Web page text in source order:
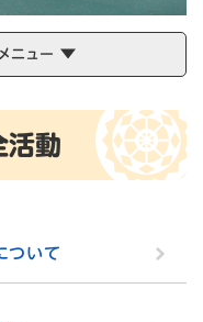
ニュー
活動
ついて